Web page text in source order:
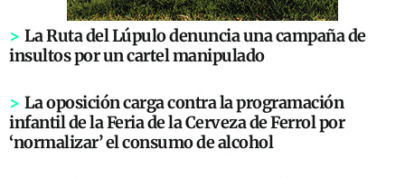
> La Ruta del Lúpulo denuncia una campaña de
insultos por un cartel manipulado
> La oposición carga contra la programación
infantil de la Feria de la Cerveza de Ferrol por
‘normalizar’ el consumo de alcohol